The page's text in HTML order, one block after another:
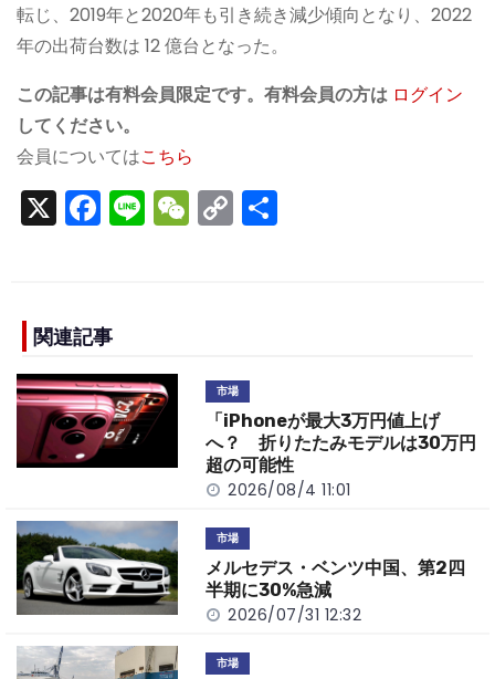
転じ、2019年と2020年も引き続き減少傾向となり、2022
年の出荷台数は 12 億台となった。
この記事は有料会員限定です。有料会員の方は ログイン
してください。
会員についてはこちら
X F
a
e
b
o
o
k
Li
n
W
e
C
o
n
k
関連記事
市場
「iPhoneが最大3万円値上げ
へ？ 折りたたみモデルは30万円
超の可能性
2026/08/4 11:01
市場
メルセデス・ベンツ中国、第2四
半期に30%急減
2026/07/31 12:32
市場